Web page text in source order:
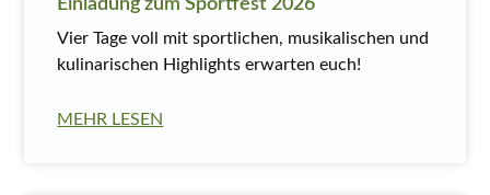
Einladung zum Sportfest 2026
Vier Tage voll mit sportlichen, musikalischen und
kulinarischen Highlights erwarten euch!
MEHR LESEN